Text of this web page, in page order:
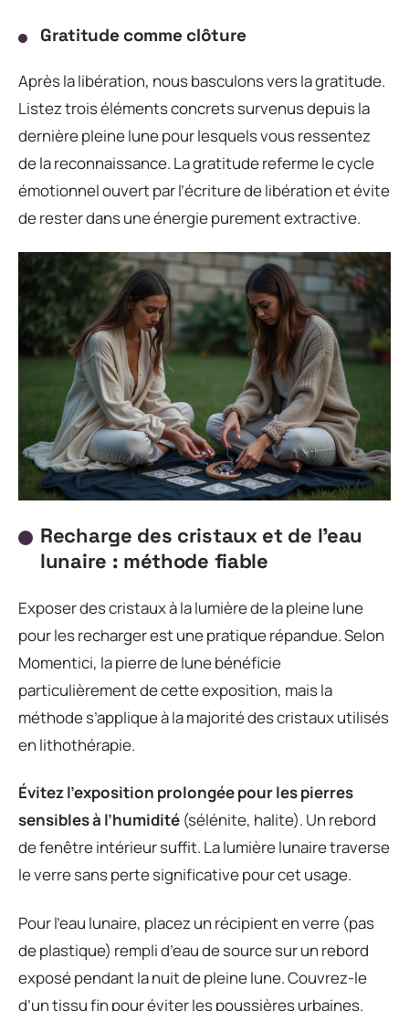
Gratitude comme clôture
Après la libération, nous basculons vers la gratitude.
Listez trois éléments concrets survenus depuis la
dernière pleine lune pour lesquels vous ressentez
de la reconnaissance. La gratitude referme le cycle
émotionnel ouvert par l’écriture de libération et évite
de rester dans une énergie purement extractive.
Recharge des cristaux et de l’eau
lunaire : méthode fiable
Exposer des cristaux à la lumière de la pleine lune
pour les recharger est une pratique répandue. Selon
Momentici, la pierre de lune bénéficie
particulièrement de cette exposition, mais la
méthode s’applique à la majorité des cristaux utilisés
en lithothérapie.
Évitez l’exposition prolongée pour les pierres
sensibles à l’humidité (sélénite, halite). Un rebord
de fenêtre intérieur suffit. La lumière lunaire traverse
le verre sans perte significative pour cet usage.
Pour l’eau lunaire, placez un récipient en verre (pas
de plastique) rempli d’eau de source sur un rebord
exposé pendant la nuit de pleine lune. Couvrez-le
d’un tissu fin pour éviter les poussières urbaines.